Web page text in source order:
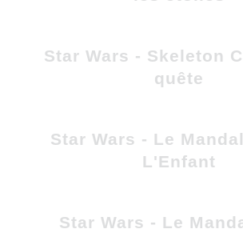
Star Wars - Skeleton
quête
Star Wars - Le
L'Enfant
Star Wars - Le